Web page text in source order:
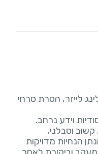
לייזר, הסרת סרחי
וידע נרחב.
וסבלני,
הנחיות מדויקות